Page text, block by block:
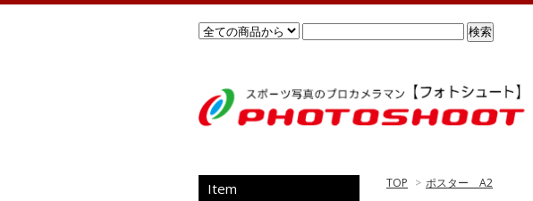
TOP > ポスター A2
Item